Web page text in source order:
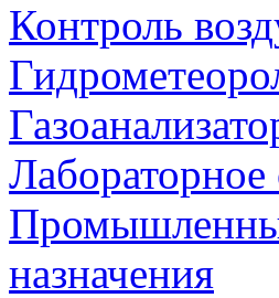
Контроль
назначения